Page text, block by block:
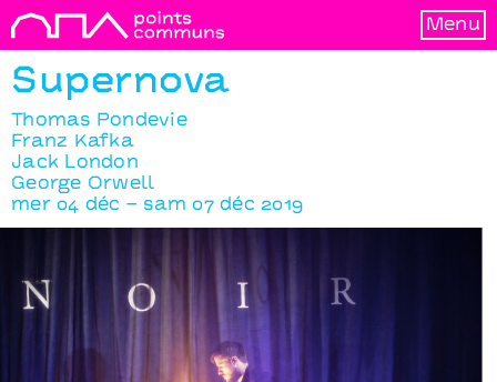
Menu
Supernova
Thomas Pondevie
Franz Kafka
Jack London
George Orwell
mer 04 déc – sam 07 déc 2019